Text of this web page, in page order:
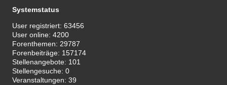
Systemstatus
User registriert:63456
User online:4200
Forenthemen: 29787
Forenbeiträge: 157174
Stellenangebote: 101
Stellengesuche:0
Veranstaltungen:39